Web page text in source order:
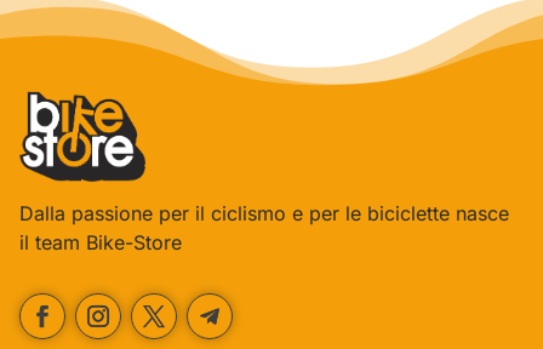
Dalla passione per il ciclismo e per le biciclette nasce
il team Bike-Store